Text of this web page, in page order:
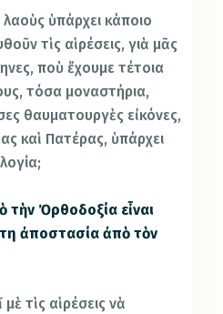
ὑπάρχει κάποιο
τὶς αἱρέσεις, γιὰ μᾶς
ποὺ ἔχουμε τέτοια
τόσα μοναστήρια,
θαυματουργὲς εἰκόνες,
καὶ Πατέρας, ὑπάρχει
Ὀρθοδοξία εἶναι
ἀποστασία ἀπὸ τὸν
τὶς αἱρέσεις νὰ